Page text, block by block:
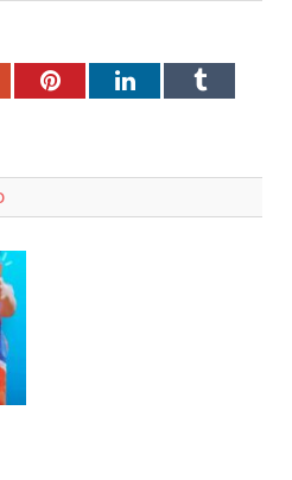
PinterestLinkedInTumblr